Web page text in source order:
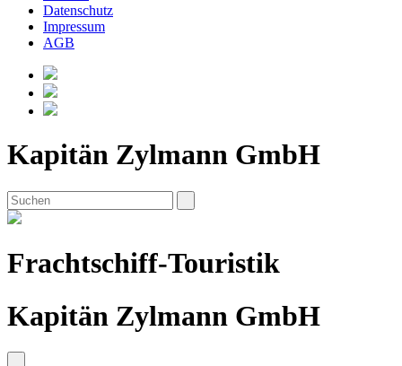
Datenschutz
Impressum
AGB
Kapitän Zylmann GmbH
Frachtschiff-Touristik
Kapitän Zylmann GmbH